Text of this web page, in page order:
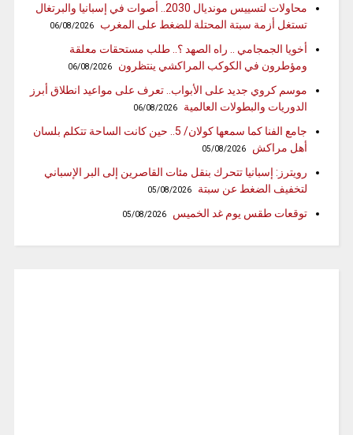
محاولات لتسييس مونديال 2030.. أصوات في إسبانيا والبرتغال
تستغل أزمة سبتة المحتلة للضغط على المغرب
06/08/2026
أخويا الجمجامي .. راه الصهد ؟.. طلب مستحقات معلقة
ومؤطرون في الكوكب المراكشي ينتظرون
06/08/2026
موسم كروي جديد على الأبواب.. تعرف على مواعيد انطلاق أبرز
الدوريات والبطولات العالمية
06/08/2026
جامع الفنا كما سمعها كولان/ 5.. حين كانت الساحة تتكلم بلسان
أهل مراكش
05/08/2026
رويترز: إسبانيا تتحرك بنقل مئات القاصرين إلى البر الإسباني
لتخفيف الضغط عن سبتة
05/08/2026
توقعات طقس يوم غد الخميس 05/08/2026